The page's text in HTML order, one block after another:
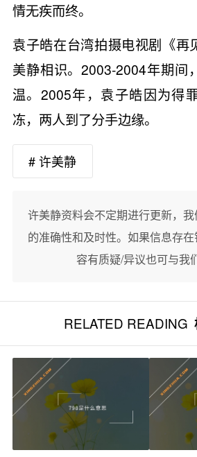
情无疾而终。
袁子皓在台湾拍摄电视剧《再
美静相识。2003-2004年期间
温。2005年，袁子皓因为得
冻，两人到了分手边缘。
# 许美静
许美静资料会不定期进行更新，
的准确性和及时性。如果信息存
容有质疑/异议也可与我
RELATED READING